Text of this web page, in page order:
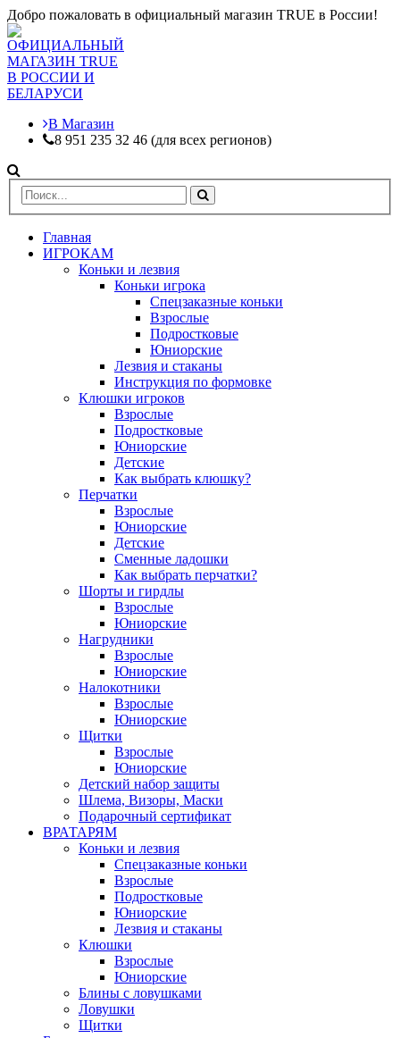
Добро пожаловать в официальный магазин TRUE в России!
В Магазин
8 951 235 32 46 (для всех регионов)
Главная
ИГРОКАМ
Коньки и лезвия
Коньки игрока
Спецзаказные коньки
Взрослые
Подростковые
Юниорские
Лезвия и стаканы
Инструкция по формовке
Клюшки игроков
Взрослые
Подростковые
Юниорские
Детские
Как выбрать клюшку?
Перчатки
Взрослые
Юниорские
Детские
Сменные ладошки
Как выбрать перчатки?
Шорты и гирдлы
Взрослые
Юниорские
Нагрудники
Взрослые
Юниорские
Налокотники
Взрослые
Юниорские
Щитки
Взрослые
Юниорские
Детский набор защиты
Шлема, Визоры, Маски
Подарочный сертификат
ВРАТАРЯМ
Коньки и лезвия
Спецзаказные коньки
Взрослые
Подростковые
Юниорские
Лезвия и стаканы
Клюшки
Взрослые
Юниорские
Блины с ловушками
Ловушки
Щитки